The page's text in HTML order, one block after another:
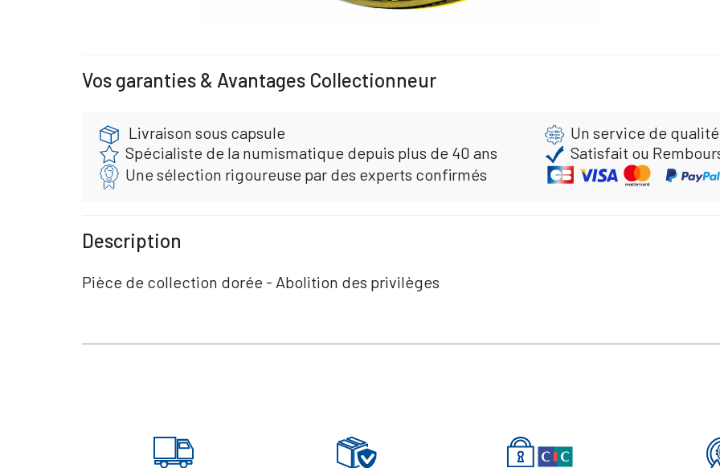
Vos garanties & Avantages Collectionneur
Livraison sous capsule
Un service de
Spécialiste de la numismatique depuis plus de 40 ans
Satisfait ou
Une sélection rigoureuse par des experts confirmés
Description
Pièce de collection dorée - Abolition des privilèges